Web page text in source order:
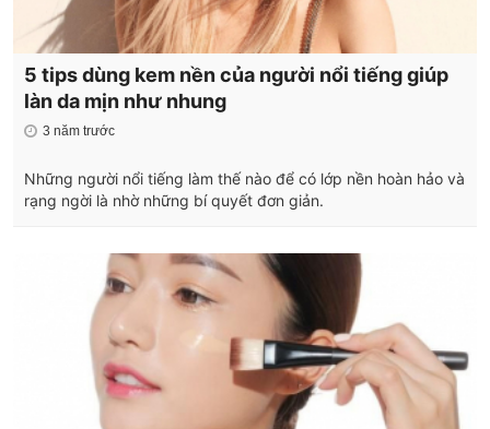
5 tips dùng kem nền của người nổi tiếng giúp
làn da mịn như nhung
3 năm trước
Những người nổi tiếng làm thế nào để có lớp nền hoàn hảo và
rạng ngời là nhờ những bí quyết đơn giản.